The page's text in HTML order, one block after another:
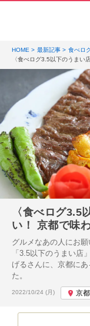
HOME 最新記事
食べロ
〈食べログ3.5以下のうまい
〈食べログ3.5
い！ 京都で味
グルメなあの人にお
「3.5以下のうまい店
げるさんに、京都に
た。
投稿日:
2022/10/24 (月) 京都